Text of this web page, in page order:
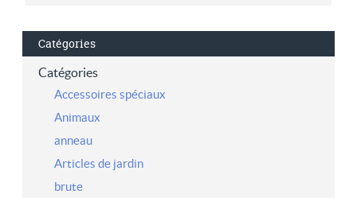
Catégories
Catégories
Accessoires spéciaux
Animaux
anneau
Articles de jardin
brute